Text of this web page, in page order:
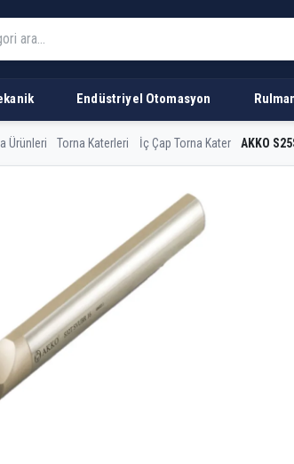
Endüstriyel Otomasyon
Ürünleri Torna Katerleri İç Çap Torna Kater AKKO
16 Delik İçi